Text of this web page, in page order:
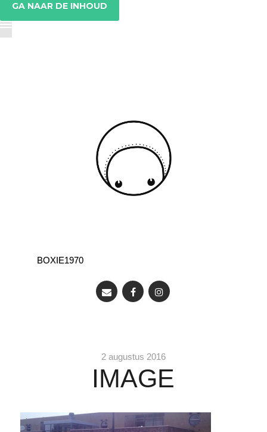
GA NAAR DE INHOUD
BOXIE1970
2 augustus 2016
IMAGE